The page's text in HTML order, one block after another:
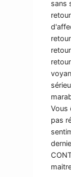
sans
Vous
pas